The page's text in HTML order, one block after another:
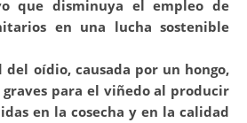
que disminuya el empleo de
en una lucha sostenible
del oídio, causada por un hongo,
graves para el viñedo al producir
en la cosecha y en la calidad